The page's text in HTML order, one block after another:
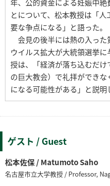
年、公的資金による妊娠中
とについて、松本教授は「
要な争点になる」と語った。
会見の後半には熱の入った
ウイルス拡大が大統領選挙
授は、「経済が落ち込むだ
の巨大教会）で礼拝ができ
になる可能性がある」と説明
ゲスト / Guest
松本佐保 / Matumoto Saho
名古屋市立大学教授 / Professor,